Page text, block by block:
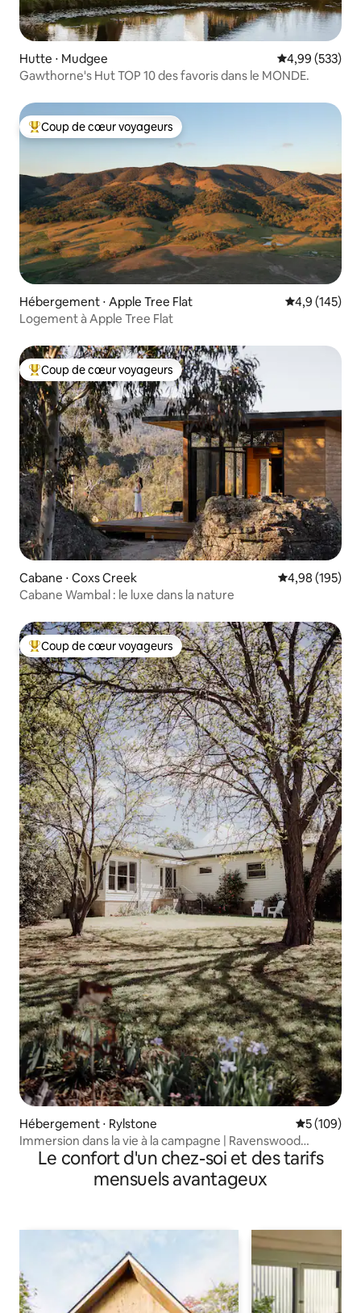
Hutte ⋅ Mudgee Évaluation
4,99 (533)
Gawthorne's Hut TOP 10 des favoris dans le MONDE.
Coups de cœur voyageurs les plus appréciés
Coup de cœur voyageurs
Hébergement ⋅ Apple Tree Flat Évaluation
4,9 (145)
Logement à Apple Tree Flat
Coups de cœur voyageurs les plus appréciés
Coup de cœur voyageurs
Cabane ⋅ Coxs Creek Évaluation
4,98 (195)
Cabane Wambal : le luxe dans la nature
Coups de cœur voyageurs les plus appréciés
Coup de cœur voyageurs
Hébergement ⋅ Rylstone Évaluation
5 (109)
Immersion dans la vie à la campagne | Ravenswood
Farmhouse
Le confort d'un chez-soi et des tarifs
mensuels avantageux